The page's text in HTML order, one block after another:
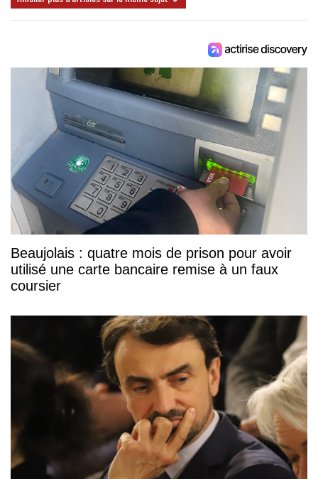
Beaujolais : quatre mois de prison pour avoir
utilisé une carte bancaire remise à un faux
coursier